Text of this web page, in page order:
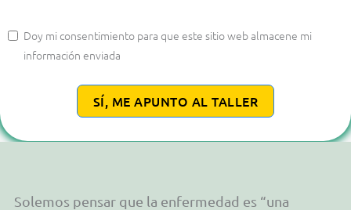
Doy mi consentimiento para que este sitio web almacene mi
información enviada
SÍ, ME APUNTO AL TALLER
Solemos pensar que la enfermedad es “una